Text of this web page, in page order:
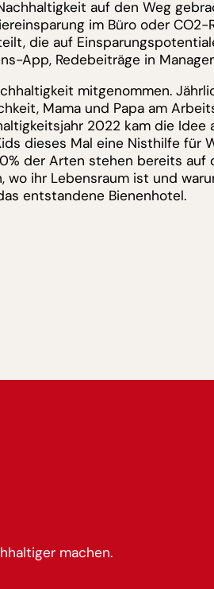
auf den Weg
im Büro oder
die auf
App, Redebeiträge in
mitgenommen.
Mama und Papa am
2022 kam die
dieses Mal eine Nisthilfe
der Arten stehen bereits auf
wo ihr Lebensraum ist und
entstandene Bienenhotel.
machen.